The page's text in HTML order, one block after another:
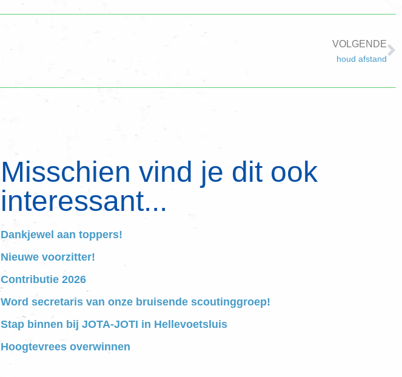
VOLGENDE
houd afstand
Misschien vind je dit ook
interessant...
Dankjewel aan toppers!
Nieuwe voorzitter!
Contributie 2026
Word secretaris van onze bruisende scoutinggroep!
Stap binnen bij JOTA-JOTI in Hellevoetsluis
Hoogtevrees overwinnen